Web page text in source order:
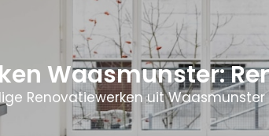
Waasmunster:
Renovatiewerken uit